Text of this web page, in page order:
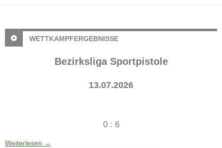
WETTKAMPFERGEBNISSE
Bezirksliga Sportpistole
13.07.2026
0 : 6
Weiterlesen →